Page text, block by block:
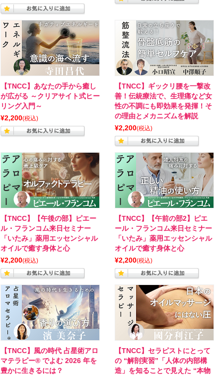
【TNCC】あなたの手から癒し
が広がる ～クリアサイト式ヒー
リング入門～
¥2,200(税込)
【TNCC】ギックリ腰を一撃改
善！伝統療法で、生理痛など女
性の不調にも即効果を発揮！そ
の理由とメカニズムを解説
¥2,200(税込)
【TNCC】【午後の部】ピエー
ル・フランコム来日セミナー
「いたみ」薬用エッセンシャル
オイルで癒す身体と心
¥2,200(税込)
【TNCC】【午前の部2】ピエ
ール・フランコム来日セミナー
「いたみ」薬用エッセンシャル
オイルで癒す身体と心
¥2,200(税込)
【TNCC】風の時代 占星術アロ
マテラピー® でよむ 2026 年を
豊かに生きるには？
【TNCC】セラピストにとって
の “解剖実習”「人体の内部構
造」を知ることで見えた “本物